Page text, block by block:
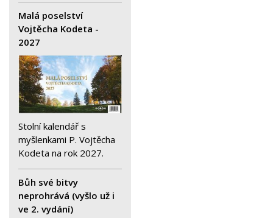
Malá poselství
Vojtěcha Kodeta -
2027
Stolní kalendář s
myšlenkami P. Vojtěcha
Kodeta na rok 2027.
Bůh své bitvy
neprohrává (vyšlo už i
ve 2. vydání)